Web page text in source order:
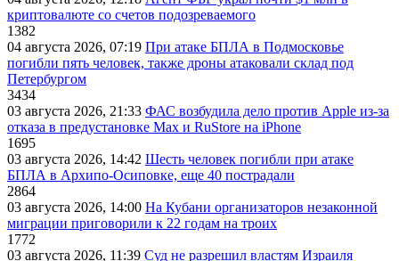
криптовалюте со счетов подозреваемого
1382
04 августа 2026, 07:19 При атаке БПЛА в Подмосковье
погибли пять человек, также дроны атаковали склад под
Петербургом
3434
03 августа 2026, 21:33 ФАС возбудила дело против Apple из-за
отказа в предустановке Max и RuStore на iPhone
1695
03 августа 2026, 14:42 Шесть человек погибли при атаке
БПЛА в Архипо-Осиповке, еще 40 пострадали
2864
03 августа 2026, 14:00 На Кубани организаторов незаконной
миграции приговорили к 22 годам на троих
1772
03 августа 2026, 11:39 Суд не разрешил властям Израиля